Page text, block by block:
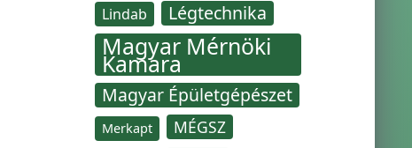
Lindab Légtechnika
Magyar Mérnöki
Kamara
Magyar Épületgépészet
Merkapt MÉGSZ